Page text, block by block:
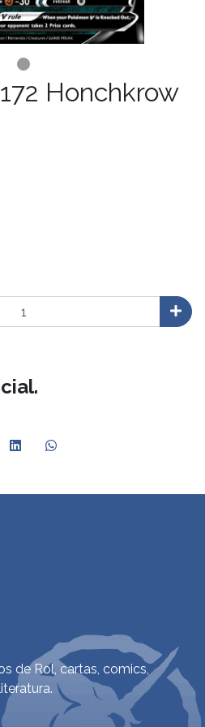
Honchkrow
de Rol, cartas, comics,